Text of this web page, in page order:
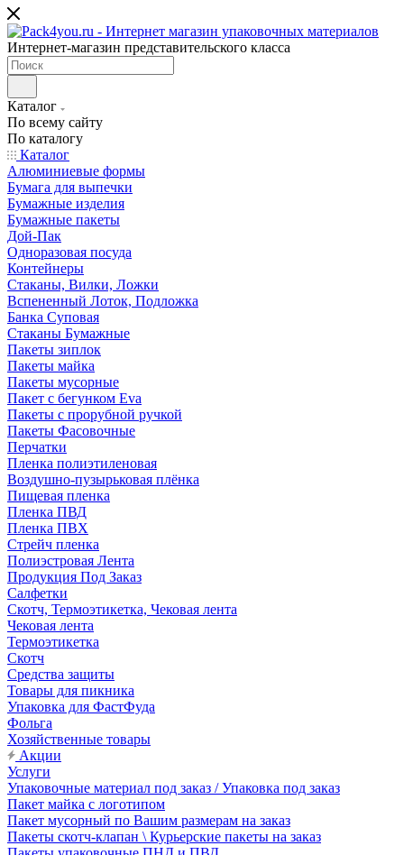
Интернет-магазин представительского класса
Каталог
По всему сайту
По каталогу
Каталог
Алюминиевые формы
Бумага для выпечки
Бумажные изделия
Бумажные пакеты
Дой-Пак
Одноразовая посуда
Контейнеры
Стаканы, Вилки, Ложки
Вспененный Лоток, Подложка
Банка Суповая
Стаканы Бумажные
Пакеты зиплок
Пакеты майка
Пакеты мусорные
Пакет с бегунком Eva
Пакеты с прорубной ручкой
Пакеты Фасовочные
Перчатки
Пленка полиэтиленовая
Воздушно-пузырьковая плёнка
Пищевая пленка
Пленка ПВД
Пленка ПВХ
Стрейч пленка
Полиэстровая Лента
Продукция Под Заказ
Салфетки
Скотч, Термоэтикетка, Чековая лента
Чековая лента
Термоэтикетка
Скотч
Средства защиты
Товары для пикника
Упаковка для ФастФуда
Фольга
Хозяйственные товары
Акции
Услуги
Упаковочные материал под заказ / Упаковка под заказ
Пакет майка с логотипом
Пакет мусорный по Вашим размерам на заказ
Пакеты скотч-клапан \ Курьерские пакеты на заказ